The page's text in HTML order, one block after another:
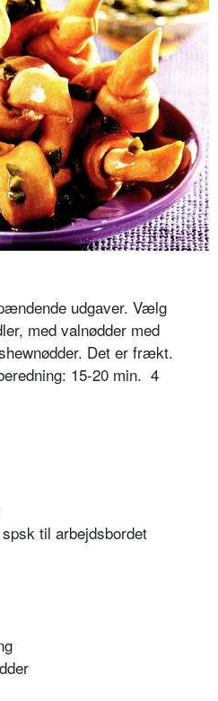
udgaver. Vælg
med valnødder med
Det er frækt.
15-20 min. 4
til arbejdsbordet